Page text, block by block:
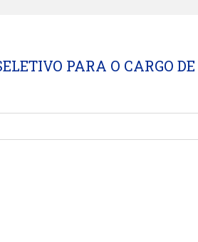
PARA O CARGO DE